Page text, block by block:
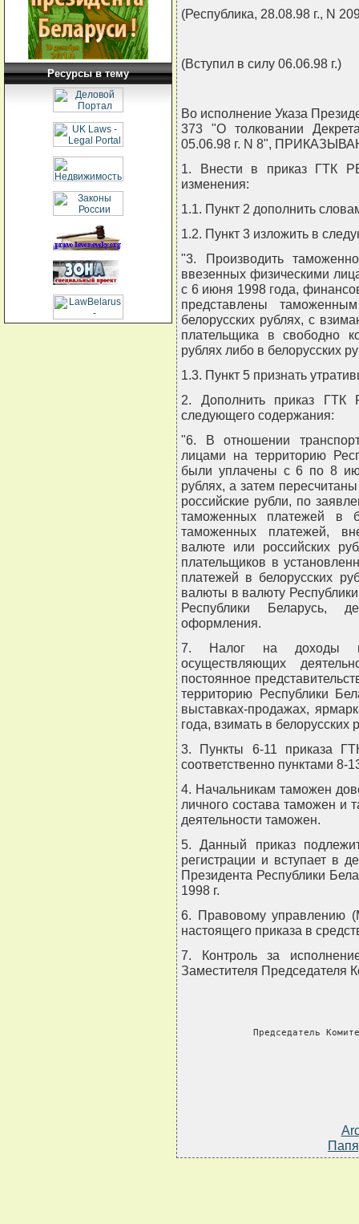
Ресурсы в тему
(Республика, 28.08.98 г., N
(Вступил в силу 06.06.98 г.)
Во исполнение Указа
373 "О толковании
05.06.98 г. N 8",
1. Внести в приказ ГТК
изменения:
1.1. Пункт 2 дополнить
1.2. Пункт 3 изложить в
"3. Производить
ввезенных физическими
с 6 июня 1998 года,
представлены
белорусских рублях, с
плательщика в свободно
рублях либо в белорусских
1.3. Пункт 5 признать
2. Дополнить приказ
следующего содержания:
"6. В отношении
лицами на территорию
были уплачены с 6 по 8
рублях, а затем
российские рубли, по
таможенных платежей в
таможенных платежей,
валюте или российских
плательщиков в
платежей в белорусских
валюты в валюту
Республики Беларусь,
оформления.
7. Налог на доходы
осуществляющих
постоянное
территорию Республики
выставках-продажах,
года, взимать в белорусских
3. Пункты 6-11 приказа
соответственно пунктами 8-
4. Начальникам таможен
личного состава таможен и
деятельности таможен.
5. Данный приказ
регистрации и вступает в
Президента Республики
1998 г.
6. Правовому управлению
настоящего приказа в
7. Контроль за
Заместителя Председателя
Председатель